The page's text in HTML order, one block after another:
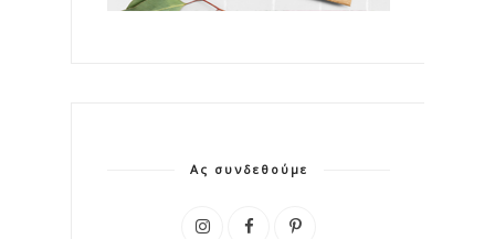
Ας συνδεθούμε